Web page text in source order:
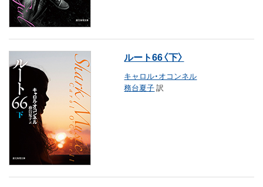
ルート66〈下〉
キャロル・オコンネル
務台夏子訳